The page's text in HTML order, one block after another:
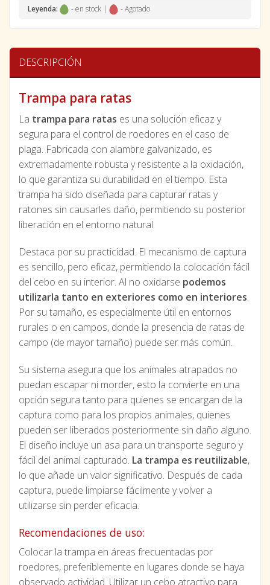
Leyenda: - en stock | - Agotado
DESCRIPCIÓN
Trampa para ratas
La trampa para ratas es una solución eficaz y
segura para el control de roedores en el caso de
plaga. Fabricada con alambre galvanizado, es
extremadamente robusta y resistente a la oxidación,
lo que garantiza su durabilidad en el tiempo. Esta
trampa ha sido diseñada para capturar ratas y
ratones sin causarles daño, permitiendo su posterior
liberación en el entorno natural.
Destaca por su practicidad. El mecanismo de captura
es sencillo, pero eficaz, permitiendo la colocación fácil
del cebo en su interior. Al no oxidarse podemos
utilizarla tanto en exteriores como en interiores.
Por su tamaño, es especialmente útil en entornos
rurales o en campos, donde la presencia de ratas de
campo (de mayor tamaño) puede ser más común.
Su sistema asegura que los animales atrapados no
puedan escapar ni morder, esto la convierte en una
opción segura tanto para quienes se encargan de la
captura como para los propios animales, quienes
pueden ser liberados posteriormente sin daño alguno.
El diseño incluye un asa para un transporte seguro y
fácil del animal capturado. La trampa es reutilizable,
lo que añade un valor significativo. Después de cada
captura, puede limpiarse fácilmente y volver a
utilizarse sin perder eficacia.
Recomendaciones de uso:
Colocar la trampa en áreas frecuentadas por
roedores, preferiblemente en lugares donde se haya
observado actividad. Utilizar un cebo atractivo para